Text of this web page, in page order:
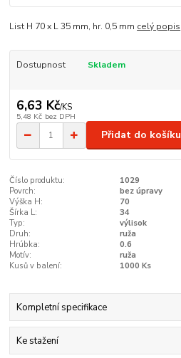
List H 70 x L 35 mm, hr. 0,5 mm celý popis
Dostupnost Skladem
6,63 Kč/KS
5,48 Kč bez DPH
Přidat do košíku
Číslo produktu:
1029
Povrch:
bez úpravy
Výška H:
70
Šírka L:
34
Typ:
výlisok
Druh:
ruža
Hrúbka:
0.6
Motív:
ruža
Kusů v balení:
1000 Ks
Kompletní specifikace
Ke stažení